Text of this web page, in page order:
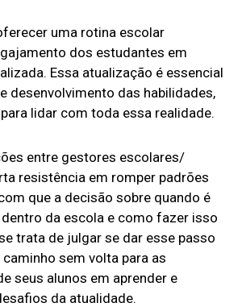
uma rotina escolar
dos estudantes em
Essa atualização é essencial
desenvolvimento das habilidades,
lidar com toda essa realidade.
entre gestores escolares/
resistência em romper padrões
que a decisão sobre quando é
da escola e como fazer isso
trata de julgar se dar esse passo
sem volta para as
seus alunos em aprender e
da atualidade.